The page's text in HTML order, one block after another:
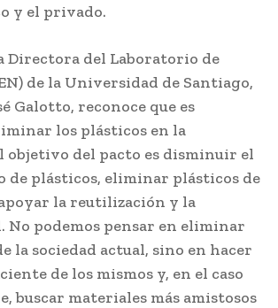
y el privado.
Directora del Laboratorio de
de la Universidad de Santiago,
Galotto, reconoce que es
los plásticos en la
objetivo del pacto es disminuir el
de plásticos, eliminar plásticos de
la reutilización y la
No podemos pensar en eliminar
la sociedad actual, sino en hacer
de los mismos y, en el caso
buscar materiales más amistosos